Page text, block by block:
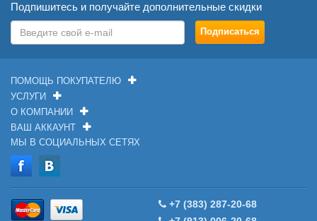
Подпишитесь и получайте дополнительные скидки
ПОМОЩЬ ПОКУПАТЕЛЮ
УСЛУГИ
О КОМПАНИИ
ВАШ АККАУНТ
МЫ В СОЦИАЛЬНЫХ СЕТЯХ
+7 (383) 287-20-68